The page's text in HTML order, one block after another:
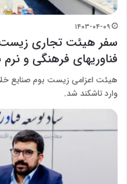
۱۴۰۳-۰۴-۰۹
سفر هیئت تجاری زیست
فناوریهای فرهنگی و نرم
هیئت اعزامی زیست بوم صنایع
وارد تاشکند شد.